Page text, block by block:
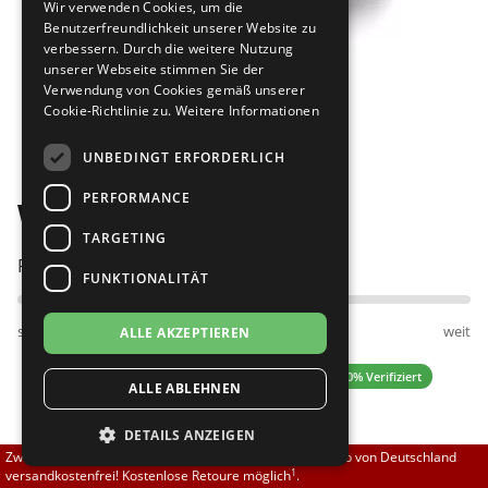
Brautschuhe
Sneaker
Übergrößen 43-44
Flexerinas
Merlet
Nueva Epoca
RayRose
Rummos
Rumpf
SoDanca
TopTanz
Bilder
Werner Kern Stine 3,4
Passt am besten bei Fußweite:
schmal normal weit
5.00 (4 Bewertungen) ✓ 100% Verifiziert
144,00 EUR
Zwischen 70,00 EUR und 800,00 EUR liefern wir innerhalb von Deutschland
versandkostenfrei! Kostenlose Retoure möglich1.
Wir verwenden Cookies, um die
Benutzerfreundlichkeit unserer Website zu
verbessern. Durch die weitere Nutzung
unserer Webseite stimmen Sie der
Verwendung von Cookies gemäß unserer
Cookie-Richtlinie zu. Weitere Informationen
UNBEDINGT ERFORDERLICH
PERFORMANCE
TARGETING
FUNKTIONALITÄT
ALLE AKZEPTIEREN
ALLE ABLEHNEN
DETAILS ANZEIGEN